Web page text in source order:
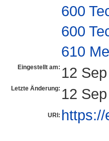
600
600
610
Eingestellt am: 12
Letzte Änderung: 12
URI: